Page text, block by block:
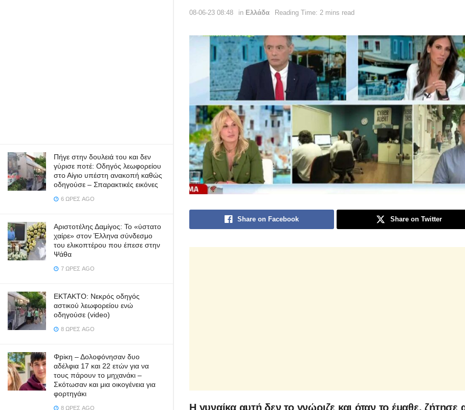
Πήγε στην δουλειά του και δεν
γύρισε ποτέ: Οδηγός λεωφορείου
στο Αίγιο υπέστη ανακοπή καθώς
οδηγούσε – Σπαρακτικές εικόνες
6 ΏΡΕΣ AGO
Αριστοτέλης Δαμίγος: Το «ύστατο
χαίρε» στον Έλληνα σύνδεσμο
του ελικοπτέρου που έπεσε στην
Ψάθα
7 ΏΡΕΣ AGO
ΕΚΤΑΚΤΟ: Νεκρός οδηγός
αστικού λεωφορείου ενώ
οδηγούσε (video)
8 ΏΡΕΣ AGO
Φpiκη – Δολοφόνησαν δυο
αδέλφια 17 και 22 ετών για να
τους πάρουν το μηχανάκι –
Σκότωσαν και μια οικογένεια για
φορτηγάκι
8 ΏΡΕΣ AGO
08-06-23 08:48 in Ελλάδα Reading Time: 2 mins read
Share on Facebook Share on Twitter
Η γυναίκα αυτή δεν το γνώριζε και όταν το έμαθε, ζήτησε